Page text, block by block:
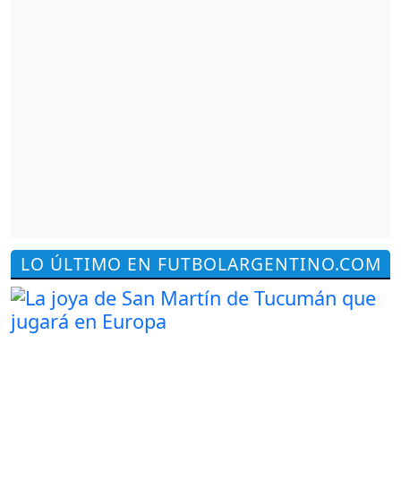
LO ÚLTIMO EN FUTBOLARGENTINO.COM